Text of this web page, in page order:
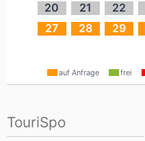
20
21 22
27
28 29
auf Anfrage frei
TouriSpo